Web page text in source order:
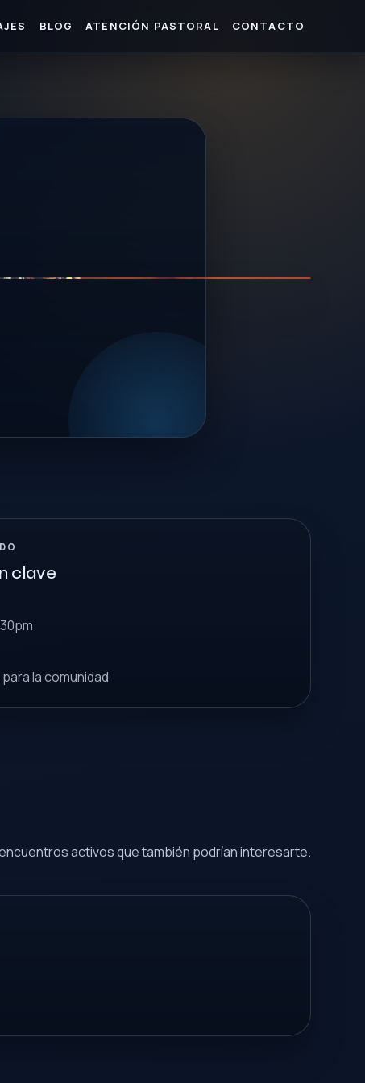
BLOG ATENCIÓN PASTORAL CONTACTO
clave
la comunidad
activos que también podrían interesarte.